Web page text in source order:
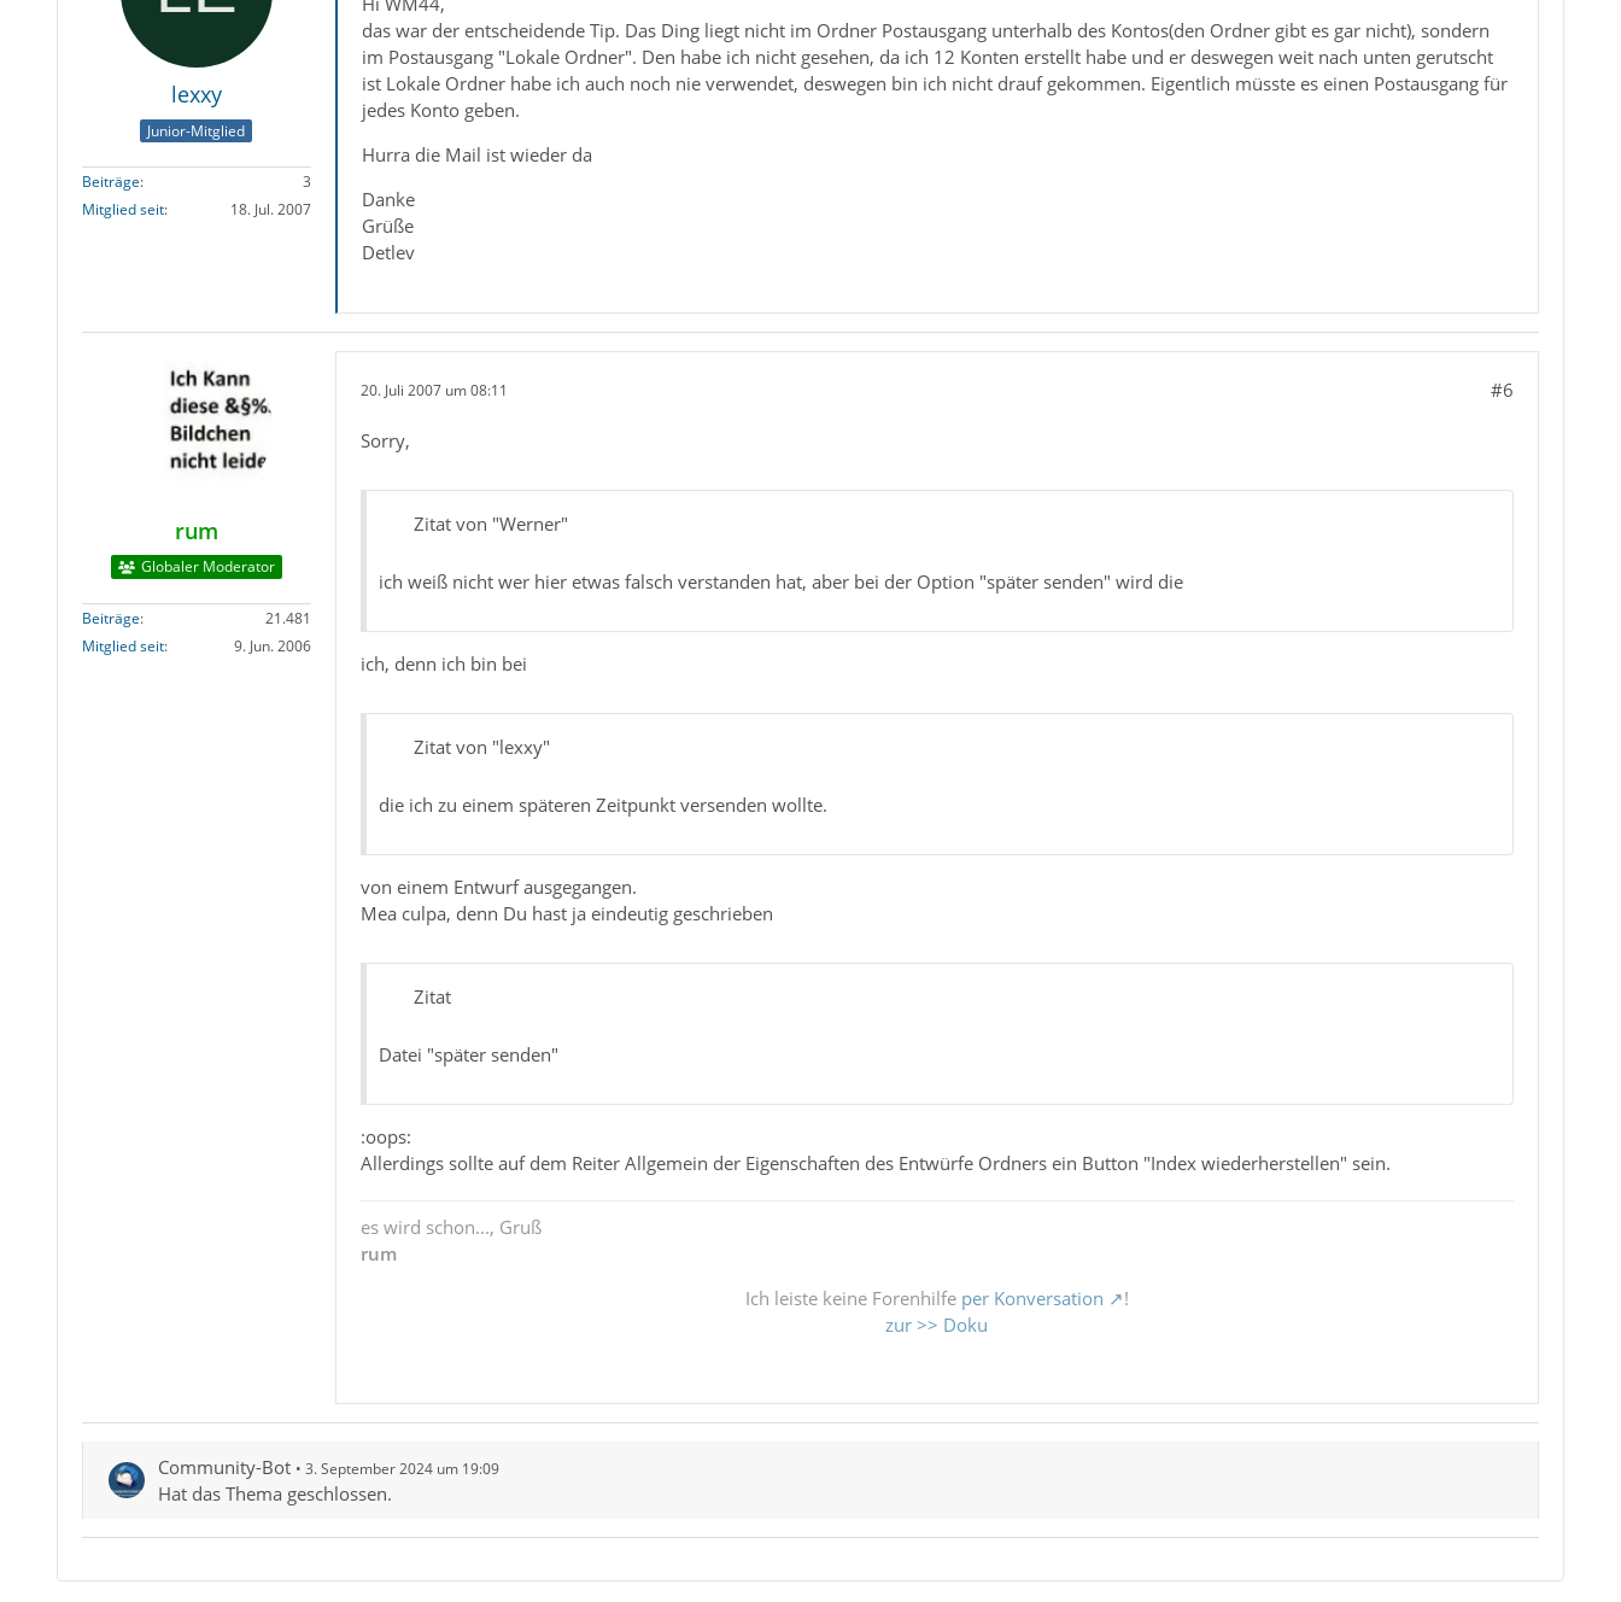
lexxy
Junior-Mitglied
Beiträge
3
Mitglied seit
18. Jul. 2007
das war der entscheidende Tip. Das Ding liegt nicht im Ordner Postausgang unterhalb des Kontos(den Ordner gibt es gar nicht), sondern
im Postausgang "Lokale Ordner". Den habe ich nicht gesehen, da ich 12 Konten erstellt habe und er deswegen weit nach unten gerutscht
ist Lokale Ordner habe ich auch noch nie verwendet, deswegen bin ich nicht drauf gekommen. Eigentlich müsste es einen Postausgang für
jedes Konto geben.
Hurra die Mail ist wieder da
Danke
Grüße
Detlev
rum
Globaler Moderator
Beiträge
21.481
Mitglied seit
9. Jun. 2006
20. Juli 2007 um 08:11 #6
Sorry,
Zitat von "Werner"
ich weiß nicht wer hier etwas falsch verstanden hat, aber bei der Option "später senden" wird die
ich, denn ich bin bei
Zitat von "lexxy"
die ich zu einem späteren Zeitpunkt versenden wollte.
von einem Entwurf ausgegangen.
Mea culpa, denn Du hast ja eindeutig geschrieben
Zitat
Datei "später senden"
:oops:
Allerdings sollte auf dem Reiter Allgemein der Eigenschaften des Entwürfe Ordners ein Button "Index wiederherstellen" sein.
es wird schon..., Gruß
rum
Ich leiste keine Forenhilfe per Konversation
!
zur >> Doku
Community-Bot 3. September 2024 um 19:09
Hat das Thema geschlossen.